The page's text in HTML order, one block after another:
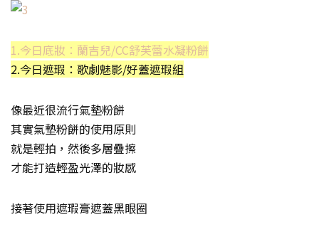
1.今日底妝：蘭吉兒/CC舒芙蕾水凝粉餅
2.今日遮瑕：歌劇魅影/好蓋遮瑕組
像最近很流行氣墊粉餅
其實氣墊粉餅的使用原則
就是輕拍，然後多層疊擦
才能打造輕盈光澤的妝感
接著使用遮瑕膏遮蓋黑眼圈